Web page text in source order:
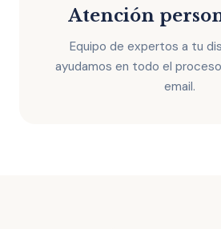
Atención
Equipo de expertos a tu
ayudamos en todo el
email.